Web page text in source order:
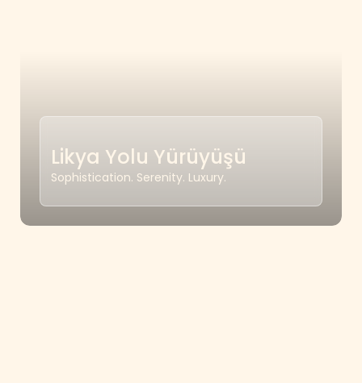
Likya Yolu Yürüyüşü
Sophistication. Serenity. Luxury.